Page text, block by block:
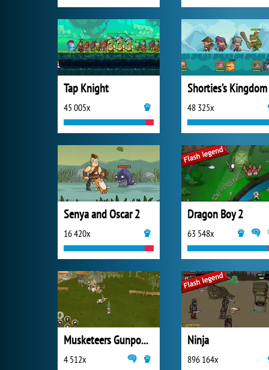
Tap Knight
45 005x
Shorties’s
48 325x
Senya and Oscar 2
16 420x
Dragon Boy 2
63 548x
Musketeers Gunpowder vs Steel
4 512x
Ninja
896 164x